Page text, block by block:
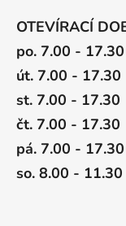
OTEVÍRACÍ
po. 7.00 - 17.30
út. 7.00 - 17.30
st. 7.00 - 17.30
čt. 7.00 - 17.30
pá. 7.00 - 17.30
so. 8.00 - 11.30